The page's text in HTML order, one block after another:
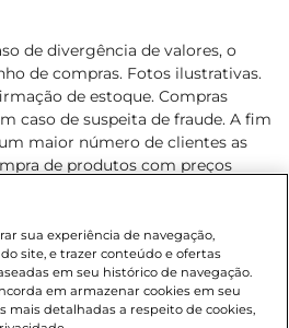
de divergência de valores, o
de compras. Fotos ilustrativas.
de estoque. Compras
caso de suspeita de fraude. A fim
maior número de clientes as
de produtos com preços
e condições são exclusivos para
o dia de hoje, podendo
notificação. Proibida a venda
menores de 18 anos, conforme
II (Estatuto da Criança e do
sua experiência de navegação,
site, e trazer conteúdo e ofertas
em seu histórico de navegação.
em armazenar cookies em seu
mais detalhadas a respeito de cookies,